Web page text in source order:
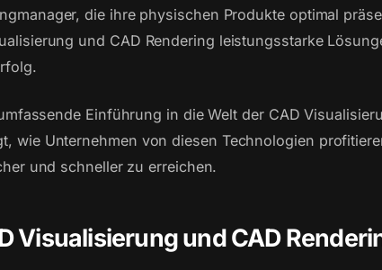
die ihre physischen Produkte optimal
und CAD Rendering leistungsstarke
Einführung in die Welt der CAD
wie Unternehmen von diesen Technologien
und schneller zu erreichen.
Visualisierung und CAD